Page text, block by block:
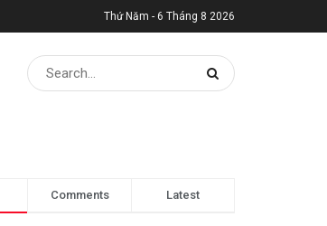
Thứ Năm - 6 Tháng 8 2026
Comments Latest